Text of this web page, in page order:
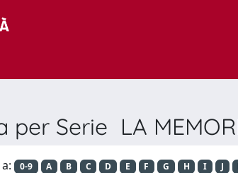
per Serie LA
0-9 A B C D E F G H I J